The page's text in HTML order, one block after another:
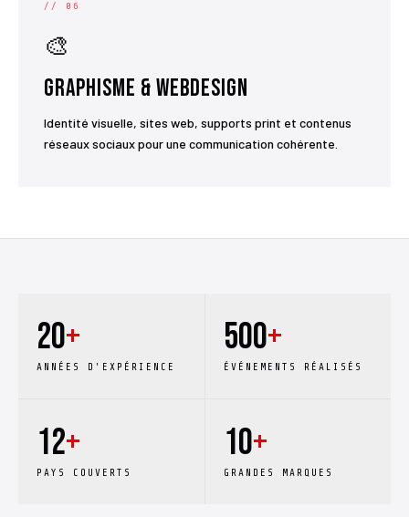
// 06
🎨
Graphisme & Webdesign
Identité visuelle, sites web, supports print et contenus
réseaux sociaux pour une communication cohérente.
20+
ANNÉES D'EXPÉRIENCE
500+
ÉVÉNEMENTS RÉALISÉS
12+
PAYS COUVERTS
10+
GRANDES MARQUES